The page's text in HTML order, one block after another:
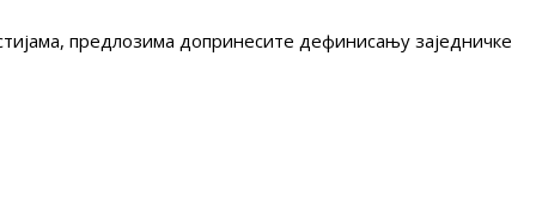
предлозима допринесите дефинисању заједничке